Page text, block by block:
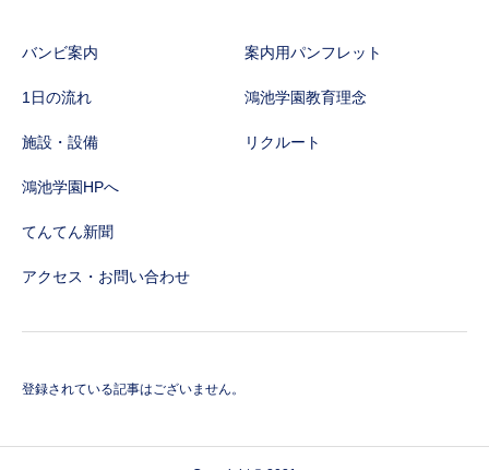
バンビ案内
1日の流れ
施設・設備
鴻池学園HPへ
てんてん新聞
アクセス・お問い合わせ
案内用パンフレット
鴻池学園教育理念
リクルート
登録されている記事はございません。